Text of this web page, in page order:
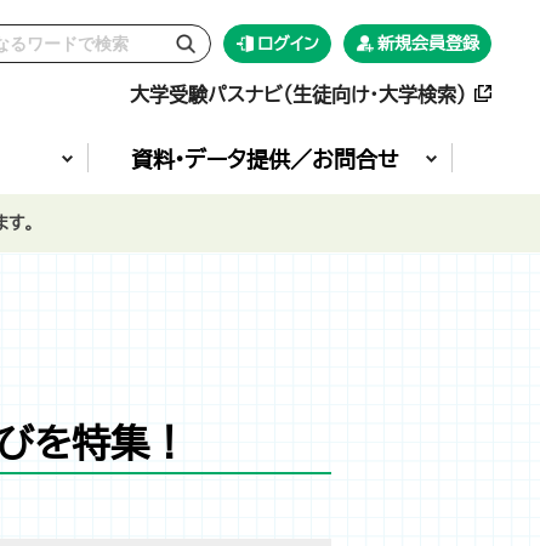
ログイン 新規会員登録
大学受験パスナビ（生徒向け・大学検索）
資料•データ提供／お問合せ
を特集！
。